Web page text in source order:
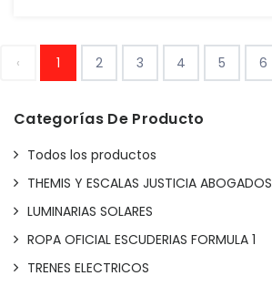
‹ 1 2 3 4 5 6
Categorías De Producto
Todos los productos
THEMIS Y ESCALAS JUSTICIA ABOGADOS
LUMINARIAS SOLARES
ROPA OFICIAL ESCUDERIAS FORMULA 1
TRENES ELECTRICOS